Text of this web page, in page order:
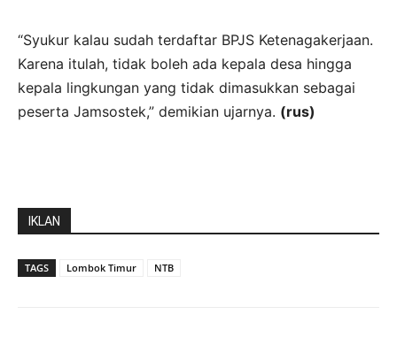
“Syukur kalau sudah terdaftar BPJS Ketenagakerjaan.
Karena itulah, tidak boleh ada kepala desa hingga
kepala lingkungan yang tidak dimasukkan sebagai
peserta Jamsostek,” demikian ujarnya. (rus)
IKLAN
TAGS Lombok Timur NTB